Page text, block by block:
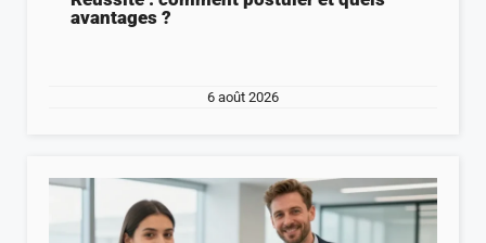
avantages ?
6 août 2026